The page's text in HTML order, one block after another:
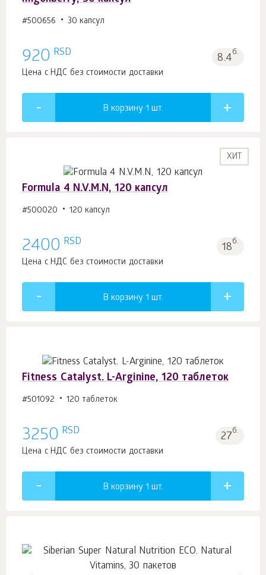
#500656 30 капсул
920 RSD 8.4б.
Цена с НДС без стоимости доставки
В корзину 1 шт.
ХИТ
Formula 4 N.V.M.N, 120 капсул
#500020 120 капсул
2400 RSD 18б.
Цена с НДС без стоимости доставки
В корзину 1 шт.
Fitness Catalyst. L-Arginine, 120 таблеток
#501092 120 таблеток
3250 RSD 27б.
Цена с НДС без стоимости доставки
В корзину 1 шт.